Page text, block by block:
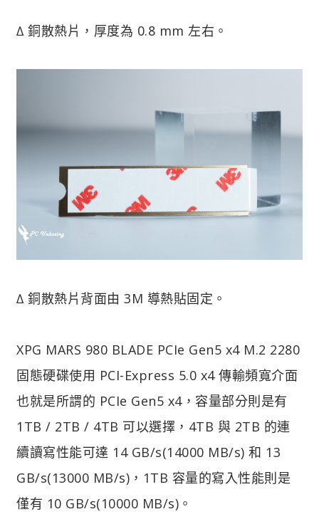
∆ 銅散熱片，厚度為 0.8 mm 左右。
∆ 銅散熱片背面由 3M 導熱貼固定。
XPG MARS 980 BLADE PCIe Gen5 x4 M.2 2280
固態硬碟使用 PCI-Express 5.0 x4 傳輸頻寬介面
也就是所謂的 PCIe Gen5 x4，容量部分則是有
1TB / 2TB / 4TB 可以選擇，4TB 與 2TB 的連
續讀寫性能可達 14 GB/s(14000 MB/s) 和 13
GB/s(13000 MB/s)，1TB 容量的寫入性能則是
僅有 10 GB/s(10000 MB/s)。